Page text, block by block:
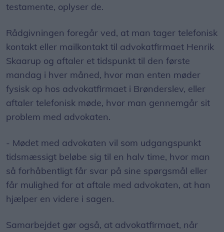
testamente, oplyser de.
Rådgivningen foregår ved, at man tager telefonisk
kontakt eller mailkontakt til advokatfirmaet Henrik
Skaarup og aftaler et tidspunkt til den første
mandag i hver måned, hvor man enten møder
fysisk op hos advokatfirmaet i Brønderslev, eller
aftaler telefonisk møde, hvor man gennemgår sit
problem med advokaten.
- Mødet med advokaten vil som udgangspunkt
tidsmæssigt beløbe sig til en halv time, hvor man
så forhåbentligt får svar på sine spørgsmål eller
får mulighed for at aftale med advokaten, at han
hjælper en videre i sagen.
Samarbejdet gør også, at advokatfirmaet, når